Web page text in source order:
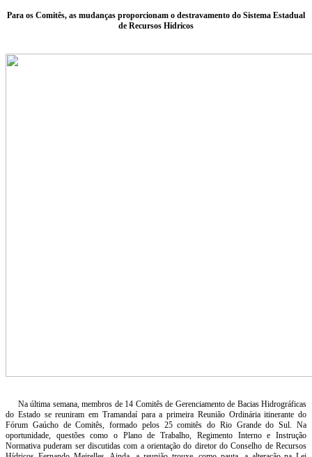
Para os Comitês, as mudanças proporcionam o destravamento do Sistema Estadual
de Recursos Hídricos
Na última semana, membros de 14 Comitês de Gerenciamento de Bacias Hidrográficas
do Estado se reuniram em Tramandaí para a primeira Reunião Ordinária itinerante do
Fórum Gaúcho de Comitês, formado pelos 25 comitês do Rio Grande do Sul. Na
oportunidade, questões como o Plano de Trabalho, Regimento Interno e Instrução
Normativa puderam ser discutidas com a orientação do diretor do Conselho de Recursos